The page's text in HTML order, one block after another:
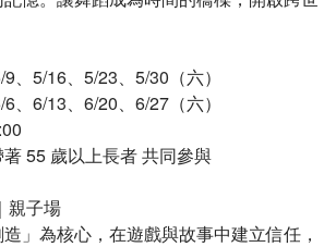
習單
、5/16、5/23、5/30（六）
、6/13、6/20、6/27（六）
55 歲以上長者 共同參與
親子場
」為核心，在遊戲與故事中建立信任，